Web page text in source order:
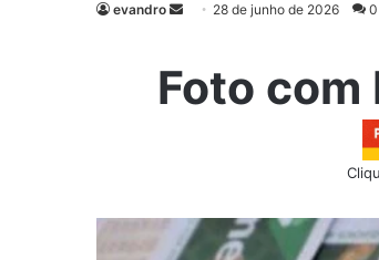
evandro
Mande
mail
28 de junho de 2026 0
Foto